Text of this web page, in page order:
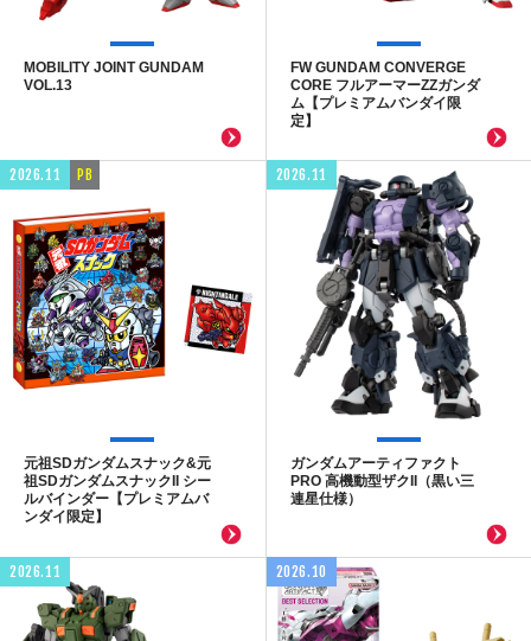
MOBILITY JOINT GUNDAM
VOL.13
FW GUNDAM CONVERGE
CORE フルアーマーZZガンダ
ム【プレミアムバンダイ限
定】
2026.11 PB
元祖SDガンダムスナック&元
祖SDガンダムスナックII シー
ルバインダー【プレミアムバ
ンダイ限定】
2026.11
ガンダムアーティファクト
PRO 高機動型ザクII（黒い三
連星仕様）
2026.11 2026.10